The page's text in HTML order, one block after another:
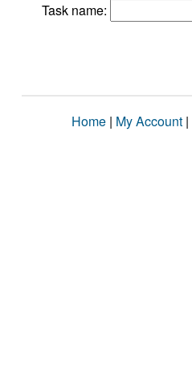
Task name:
Home | My Account |